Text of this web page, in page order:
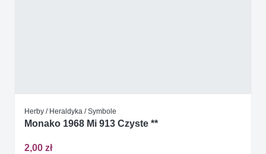
Herby / Heraldyka / Symbole
Monako 1968 Mi 913 Czyste **
2,00 zł